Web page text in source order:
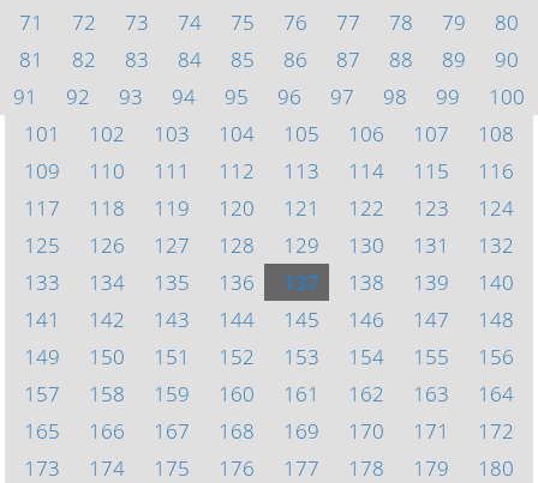
71
72 73 74 75 76 77 78 79
80
81
82 83 84 85 86 87 88 89
90
91
92 93 94 95 96 97 98 99
100
101
102 103 104 105 106 107
108
109
110 111 112 113 114 115
116
117
118 119 120 121 122 123
124
125
126 127 128 129 130 131
132
133
134 135 136 137 138 139
140
141
142 143 144 145 146 147
148
149
150 151 152 153 154 155
156
157
158 159 160 161 162 163
164
165
166 167 168 169 170 171
172
173
174 175 176 177 178 179
180